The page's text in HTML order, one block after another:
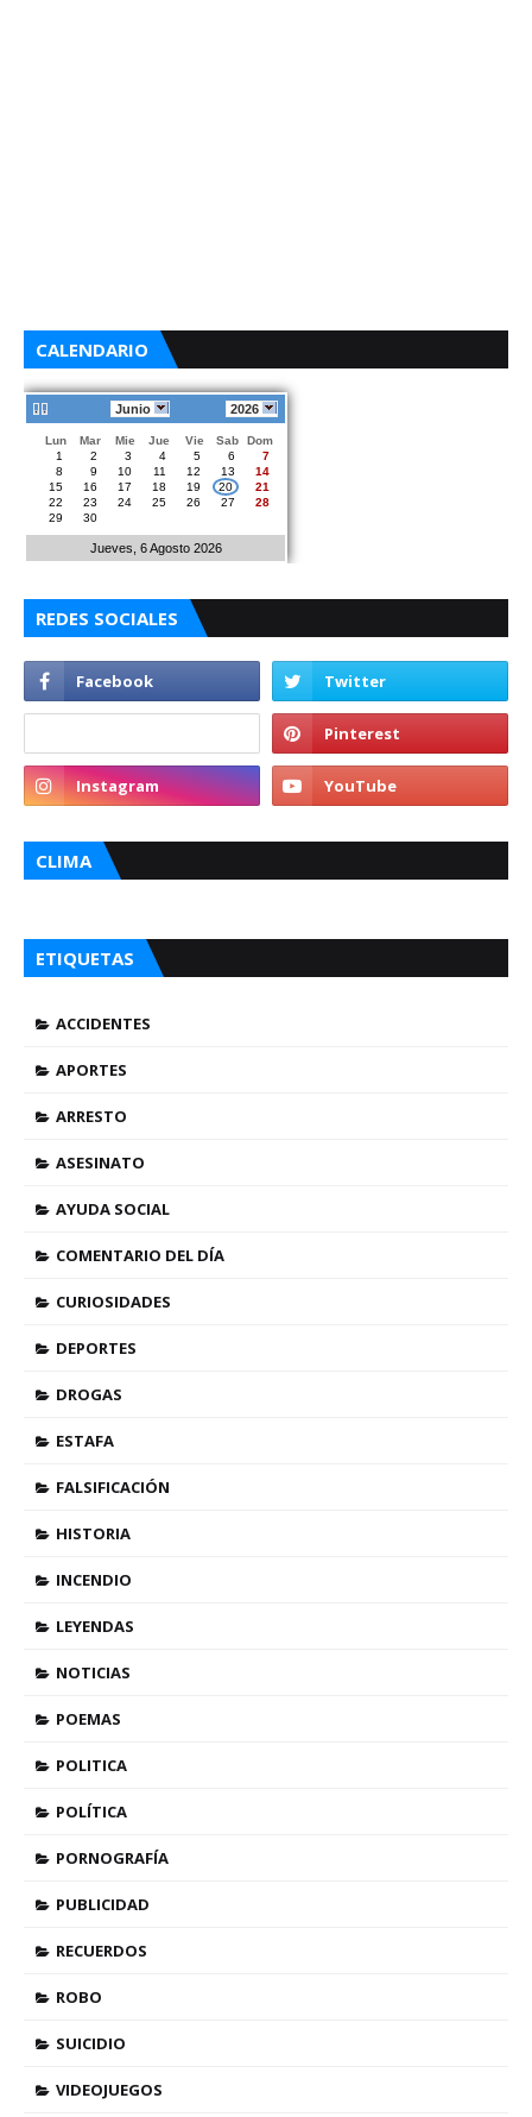
CALENDARIO
Junio 2026
Lun Mar Mie Jue Vie Sab
Dom
1
2 3 4 5 6
7
8
9 10 11 12 13
14
15
16 17 18 19 20
21
22
23 24 25 26 27
28
29
30
Jueves, 6 Agosto 2026
REDES SOCIALES
CLIMA
ETIQUETAS
ACCIDENTES
APORTES
ARRESTO
ASESINATO
AYUDA SOCIAL
COMENTARIO DEL DÍA
CURIOSIDADES
DEPORTES
DROGAS
ESTAFA
FALSIFICACIÓN
HISTORIA
INCENDIO
LEYENDAS
NOTICIAS
POEMAS
POLITICA
POLÍTICA
PORNOGRAFÍA
PUBLICIDAD
RECUERDOS
ROBO
SUICIDIO
VIDEOJUEGOS